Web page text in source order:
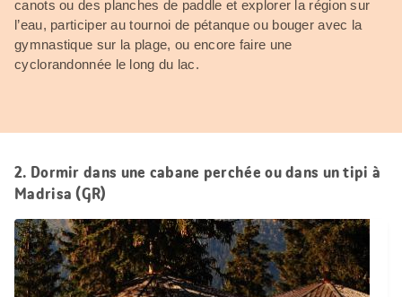
canots ou des planches de paddle et explorer la région sur
l’eau, participer au tournoi de pétanque ou bouger avec la
gymnastique sur la plage, ou encore faire une
cyclorandonnée le long du lac.
2. Dormir dans une cabane perchée ou dans un tipi à
Madrisa (GR)